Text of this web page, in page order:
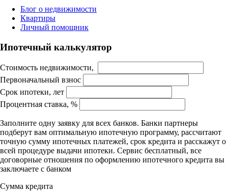
Блог о недвижимости
Квартиры
Личный помощник
Ипотечный калькулятор
Стоимость недвижимости,
Первоначальный взнос
Срок ипотеки, лет
Процентная ставка, %
Заполните одну заявку для всех банков. Банки партнеры
подберут вам оптимальную ипотечную программу, рассчитают
точную сумму ипотечных платежей, срок кредита и расскажут о
всей процедуре выдачи ипотеки. Сервис бесплатный, все
договорные отношения по оформлению ипотечного кредита вы
заключаете с банком
Сумма кредита